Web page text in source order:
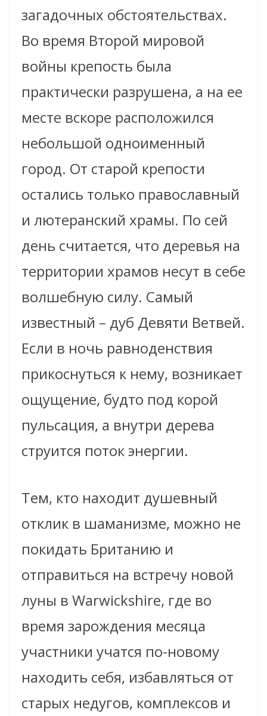
загадочных обстоятельствах.
Во время Второй мировой
войны крепость была
практически разрушена, а на ее
месте вскоре расположился
небольшой одноименный
город. От старой крепости
остались только православный
и лютеранский храмы. По сей
день считается, что деревья на
территории храмов несут в себе
волшебную силу. Самый
известный – дуб Девяти Ветвей.
Если в ночь равноденствия
прикоснуться к нему, возникает
ощущение, будто под корой
пульсация, а внутри дерева
струится поток энергии.
Тем, кто находит душевный
отклик в шаманизме, можно не
покидать Британию и
отправиться на встречу новой
луны в Warwickshire, где во
время зарождения месяца
участники учатся по-новому
находить себя, избавляться от
старых недугов, комплексов и